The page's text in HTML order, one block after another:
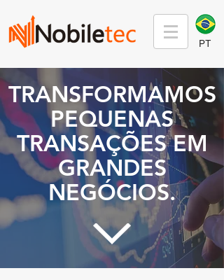
PT
TRANSFORMAMOS
PEQUENAS
TRANSAÇÕES EM
GRANDES
NEGÓCIOS.